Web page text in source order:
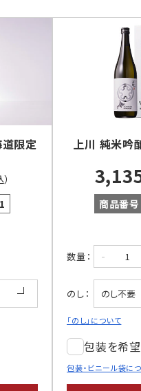
限定 上川 純米吟
商品番号
数量： -
のし：
「のし」について
包装を希
包装・ビニール袋に